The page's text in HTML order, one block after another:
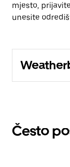
mjesto,
unesite
Često